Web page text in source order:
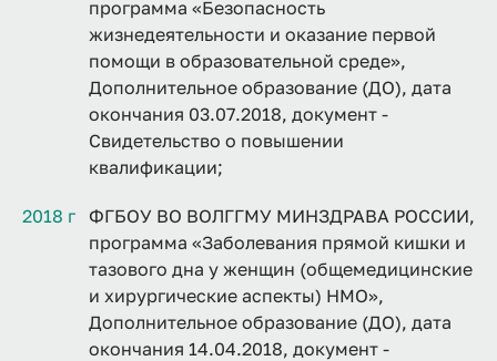
программа «Безопасность
жизнедеятельности и оказание первой
помощи в образовательной среде»,
Дополнительное образование (ДО), дата
окончания 03.07.2018, документ -
Свидетельство о повышении
квалификации;
2018 г
ФГБОУ ВО ВОЛГГМУ МИНЗДРАВА РОССИИ,
программа «Заболевания прямой кишки и
тазового дна у женщин (общемедицинские
и хирургические аспекты) НМО»,
Дополнительное образование (ДО), дата
окончания 14.04.2018, документ -